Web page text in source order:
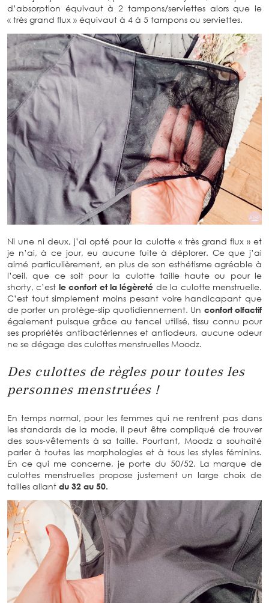
d’absorption équivaut à 2 tampons/serviettes alors que le
« très grand flux » équivaut à 4 à 5 tampons ou serviettes.
Ni une ni deux, j’ai opté pour la culotte « très grand flux » et
je n’ai, à ce jour, eu aucune fuite à déplorer. Ce que j’ai
aimé particulièrement, en plus de son esthétisme agréable à
l’œil, que ce soit pour la culotte taille haute ou pour le
shorty, c’est le confort et la légèreté de la culotte menstruelle.
C’est tout simplement moins pesant voire handicapant que
de porter un protège-slip quotidiennement. Un confort olfactif
également puisque grâce au tencel utilisé, tissu connu pour
ses propriétés antibactériennes et antiodeurs, aucune odeur
ne se dégage des culottes menstruelles Moodz.
Des culottes de règles pour toutes les
personnes menstruées !
En temps normal, pour les femmes qui ne rentrent pas dans
les standards de la mode, il peut être compliqué de trouver
des sous-vêtements à sa taille. Pourtant, Moodz a souhaité
parler à toutes les morphologies et à tous les styles féminins.
En ce qui me concerne, je porte du 50/52. La marque de
culottes menstruelles propose justement un large choix de
tailles allant du 32 au 50.